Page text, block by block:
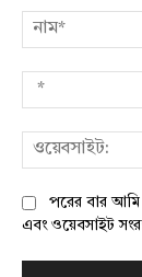
পরের বার আমি
এবং ওয়েবসাইট